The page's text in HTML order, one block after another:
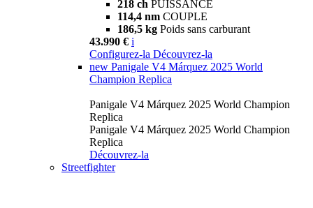
218 ch PUISSANCE
114,4 nm COUPLE
186,5 kg Poids sans carburant
43.990 € i
Configurez-la Découvrez-la
new Panigale V4 Márquez 2025 World
Champion Replica
Panigale V4 Márquez 2025 World Champion
Replica
Panigale V4 Márquez 2025 World Champion
Replica
Découvrez-la
Streetfighter